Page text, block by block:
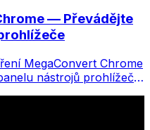
— Převádějte
MegaConvert Chrome
nástrojů prohlížeče.